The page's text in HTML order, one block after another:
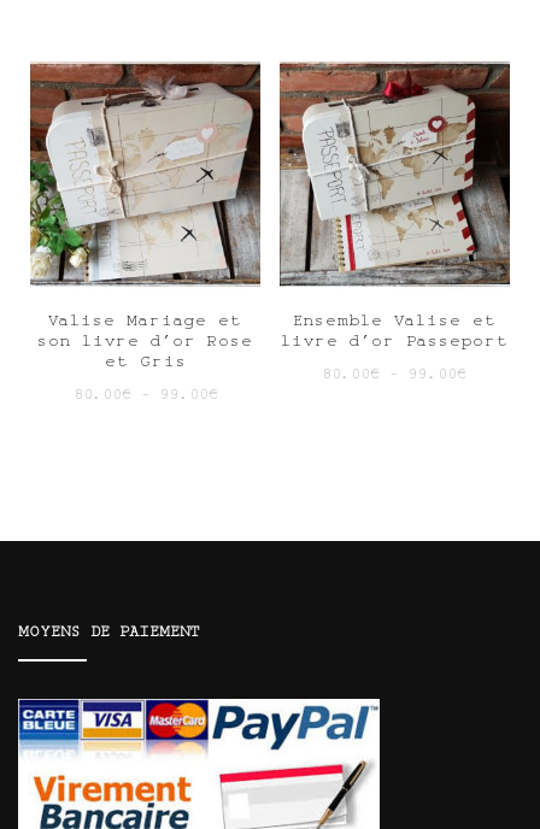
Valise Mariage et
son livre d’or Rose
et Gris
80.00€ – 99.00€
Ensemble Valise et
livre d’or Passeport
80.00€ – 99.00€
MOYENS DE PAIEMENT